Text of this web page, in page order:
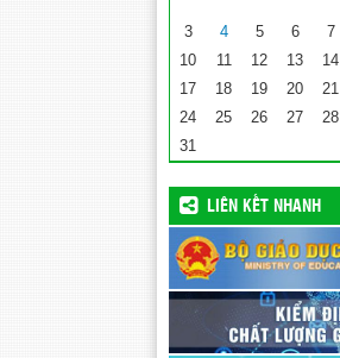
3
4 5 6 7
10
11 12 13 14
17
18 19 20 21
24
25 26 27 28
31
LIÊN KẾT NHANH